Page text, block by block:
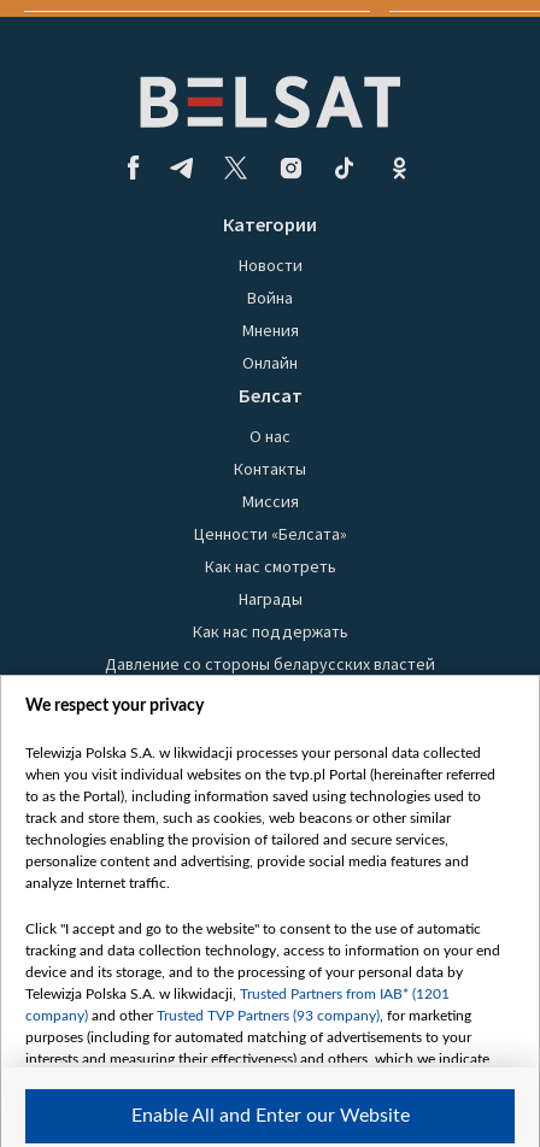
Категории
Новости
Война
Мнения
Онлайн
Белсат
О нас
Контакты
Миссия
Ценности «Белсата»
Как нас смотреть
Награды
Как нас поддержать
Давление со стороны беларусских властей
Правила использования материалов
Безопасность
Youtube
Белсат news
Белсат Life
Belsat English
Biełsat PL
Белсат Now
Белсат Shorts
Белсат History
Белсат Music
Белсат Doc
We respect your privacy
Telewizja Polska S.A. w likwidacji processes your personal data collected
when you visit individual websites on the tvp.pl Portal (hereinafter referred
to as the Portal), including information saved using technologies used to
track and store them, such as cookies, web beacons or other similar
technologies enabling the provision of tailored and secure services,
personalize content and advertising, provide social media features and
analyze Internet traffic.
Click "I accept and go to the website" to consent to the use of automatic
tracking and data collection technology, access to information on your end
device and its storage, and to the processing of your personal data by
Telewizja Polska S.A. w likwidacji, Trusted Partners from IAB* (1201
company) and otherTrusted TVP Partners (93 company) , for marketing
purposes (including for automated matching of advertisements to your
interests and measuring their effectiveness) and others, which we indicate
The purposes of processing your data by TVP S.A. w likwidacji are as
follows:
Enable All and Enter our Website